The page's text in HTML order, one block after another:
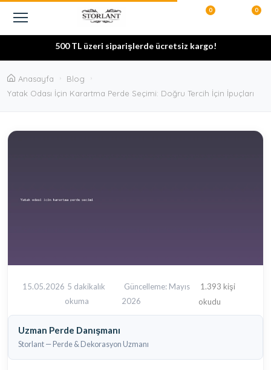
0 0
500 TL üzeri siparişlerde ücretsiz kargo!
takip edebilirsiniz.
Özel ölçü imkânı! İstediğiniz en ve boy ölçülerinde sipariş
Çok al, az öde! Kampanyası sepette sizi bekliyor.
Anasayfa
Blog
Yatak Odası İçin Karartma Perde Seçimi: Doğru Tercih İçin İpuçları
15.05.2026 5 dakikalık
okuma
Güncelleme: Mayıs
2026
1.393 kişi
okudu
Uzman Perde Danışmanı
Storlant — Perde & Dekorasyon Uzmanı